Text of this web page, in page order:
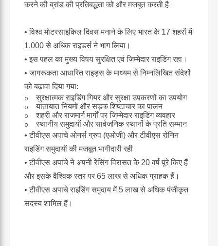
करने की ब्रांड की प्रतिबद्धता को और मजबूत करती है।
• विश्व मोटरसाइकिल दिवस मनाने के लिए भारत के 17 शहरों में
1,000 से अधिक राइडर्स ने भाग लिया।
• इस पहल का मुख्य विषयसुरक्षित एवं जिम्मेदार राइडिंगरहा।
• जागरूकता आधारित राइड्स के माध्यम से निम्नलिखित संदेशों
को बढ़ावा दिया गया:
o सुरक्षात्मक राइडिंग गियर और सुरक्षा उपकरणों का उपयोग
o यातायात नियमों और सड़क शिष्टाचार का पालन
o शहरी और राजमार्ग मार्गों पर जिम्मेदार राइडिंग व्यवहार
o
स्थानीय समुदायों और सार्वजनिक स्थानों के प्रति सम्मान
• टीवीएस अपाचे ओनर्स ग्रुप (एओजी) और टीवीएस रोनिन
राइडिंग समुदायों की मजबूत भागीदारी रही।
• टीवीएस अपाचे ने अपनी रेसिंग विरासत के 20 वर्ष पूरे किए हैं
और इसके वैश्विक स्तर पर 65 लाख से अधिक ग्राहक हैं।
• टीवीएस अपाचे राइडिंग समुदाय में 5 लाख से अधिक पंजीकृत
सदस्य शामिल हैं।